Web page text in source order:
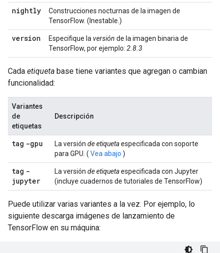
nightly
Construcciones nocturnas de la imagen de
TensorFlow. (Inestable.)
version Especifique la versión de la imagen binaria de
TensorFlow, por ejemplo: 2.8.3
Cada etiqueta base tiene variantes que agregan o cambian
funcionalidad:
Variantes
de
etiquetas
Descripción
tag -gpu La versión de etiquetaespecificada con soporte
para GPU. ( Vea abajo )
tag -
jupyter
La versión de etiquetaespecificada con Jupyter
(incluye cuadernos de tutoriales de TensorFlow)
Puede utilizar varias variantes a la vez. Por ejemplo, lo
siguiente descarga imágenes de lanzamiento de
TensorFlow en su máquina: